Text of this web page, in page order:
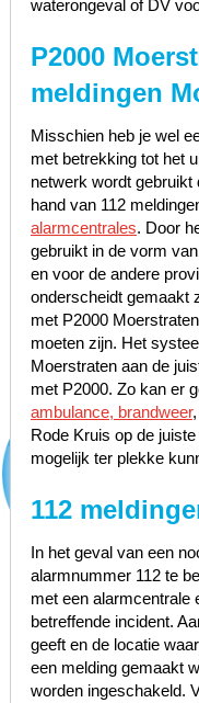
waterongeval of DV
P2000
meldingen
Misschien heb je wel
met betrekking tot het
netwerk wordt gebruikt
hand van 112
alarmcentrales. Door
gebruikt in de vorm
en voor de andere
onderscheidt gemaakt
met P2000
moeten zijn. Het
Moerstraten aan de
met P2000. Zo kan er
ambulance, brandweer
Rode Kruis op de
mogelijk ter plekke
112
In het geval van een
alarmnummer 112 te
met een alarmcentrale
betreffende incident.
geeft en de locatie
een melding gemaakt
worden ingeschakeld.